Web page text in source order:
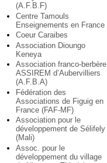
(A.F.B.F)
Centre Tamouls
Enseignements en France
Coeur Caraibes
Association Dioungo
Keneya
Association franco-berbère
ASSIREM d’Aubervilliers
(A.F.B.A)
Fédération des
Associations de Figuig en
France (FAF-MF)
Association pour le
développement de Sélifely
(Mali)
Assoc. pour le
développement du village